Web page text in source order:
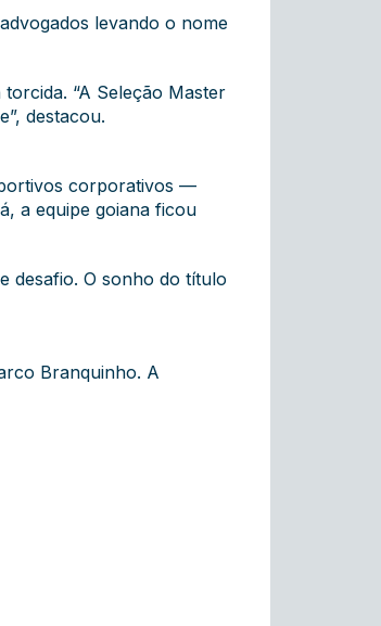
levando o nome
“A Seleção Master
destacou.
corporativos —
a equipe goiana ficou
desafio. O sonho do título
Branquinho. A